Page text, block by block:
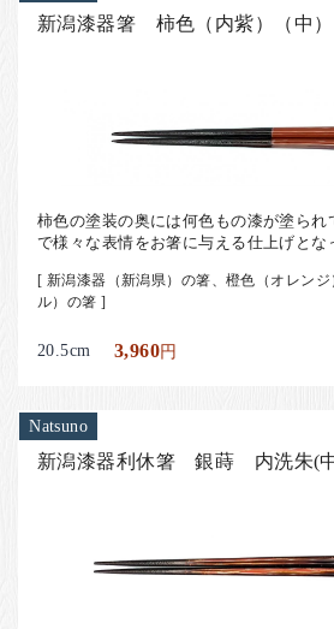
新潟漆器箸 柿色（内紫）（中）
柿色の塗装の奥には何色もの漆が塗られ
で様々な表情をお箸に与える仕上げとな
[ 新潟漆器（新潟県）の箸、橙色（オレン
ル）の箸 ]
20.5cm 3,960円
Natsuno
新潟漆器利休箸 銀蒔 内洗朱(